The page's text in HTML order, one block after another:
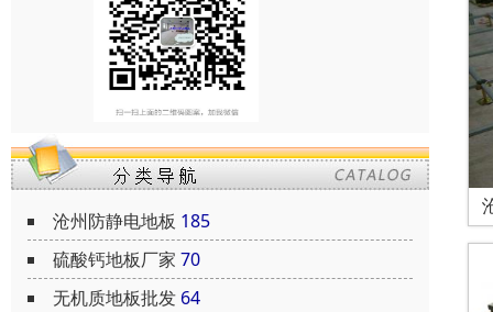
沧州防静电地板 185
硫酸钙地板厂家 70
无机质地板批发 64